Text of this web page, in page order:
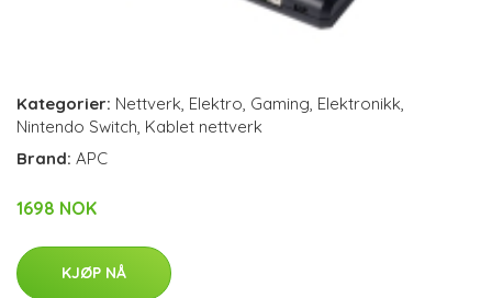
Kategorier: Nettverk Elektro Gaming Elektronikk
Nintendo Switch Kablet nettverk
Brand: APC
1698 NOK
KJØP NÅ